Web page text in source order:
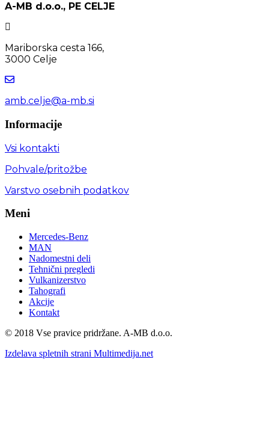
A-MB d.o.o., PE CELJE
Mariborska cesta 166,
3000 Celje
amb.celje@a-mb.si
Informacije
Vsi kontakti
Pohvale/pritožbe
Varstvo osebnih podatkov
Meni
Mercedes-Benz
MAN
Nadomestni deli
Tehnični pregledi
Vulkanizerstvo
Tahografi
Akcije
Kontakt
©️ 2018 Vse pravice pridržane. A-MB d.o.o.
Izdelava spletnih strani Multimedija.net